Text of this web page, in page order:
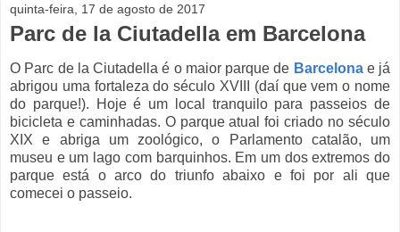
quinta-feira, 17 de agosto de 2017
Parc de la Ciutadella em Barcelona
O Parc de la Ciutadella é o maior parque de Barcelonae já
abrigou uma fortaleza do século XVIII (daí que vem o nome
do parque!). Hoje é um local tranquilo para passeios de
bicicleta e caminhadas. O parque atual foi criado no século
XIX e abriga um zoológico, o Parlamento catalão, um
museu e um lago com barquinhos. Em um dos extremos do
parque está o arco do triunfo abaixo e foi por ali que
comecei o passeio.